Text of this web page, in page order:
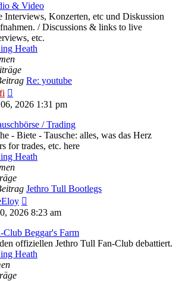
& Video
Interviews, Konzerten, etc und Diskussion
/ Discussions & links to live
etc.
Heath
Re: youtube
Beitrag
2026 1:31 pm
/ Trading
- Biete - Tausche: alles, was das Herz
for trades, etc. here
Heath
Jethro Tull Bootlegs
Beitrag
2026 8:23 am
Club Beggar's Farm
offiziellen Jethro Tull Fan-Club debattiert.
Heath